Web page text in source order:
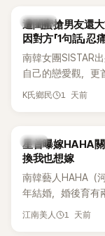
的錄音內容，而A
像團體的「站姐」
K-POP
遭閨蜜搶男友還
因對方「1句話」忍
南韓女團SISTAR
自己的戀愛觀，更
表示，當時選擇瀟
K氏鄉民 1 天前
韓星
星首曝嫁HAHA關
換我也想嫁
南韓藝人HAHA（
年結婚，婚後育有
國演藝圈公認的模
江南美人 1 天前